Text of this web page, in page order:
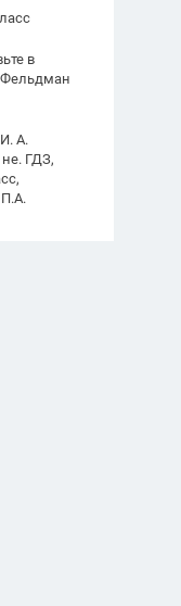
в
Фельдман
А.
ГДЗ,